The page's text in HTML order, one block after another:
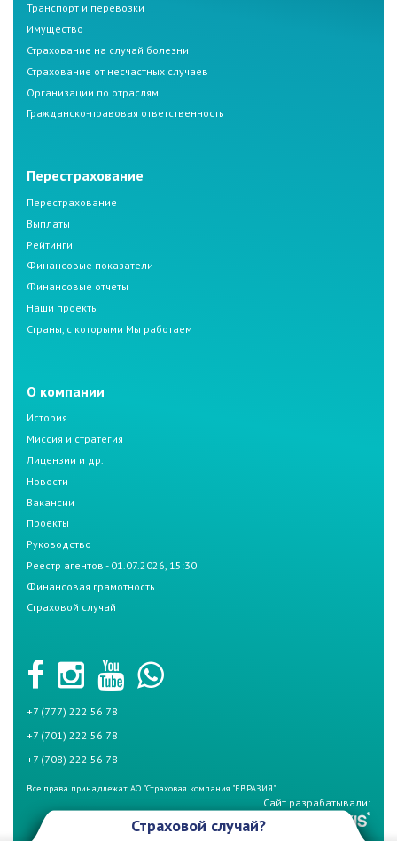
Транспорт и перевозки
Имущество
Страхование на случай болезни
Страхование от несчастных случаев
Организации по отраслям
Гражданско-правовая ответственность
Перестрахование
Перестрахование
Выплаты
Рейтинги
Финансовые показатели
Финансовые отчеты
Наши проекты
Страны, с которыми Мы работаем
О компании
История
Миссия и стратегия
Лицензии и др.
Новости
Вакансии
Проекты
Руководство
Реестр агентов - 01.07.2026, 15:30
Финансовая грамотность
Страховой случай
+7 (777) 222 56 78
+7 (701) 222 56 78
+7 (708) 222 56 78
Все права принадлежат АО "Страховая компания "ЕВРАЗИЯ"
Сайт разрабатывали:
Страховой случай?